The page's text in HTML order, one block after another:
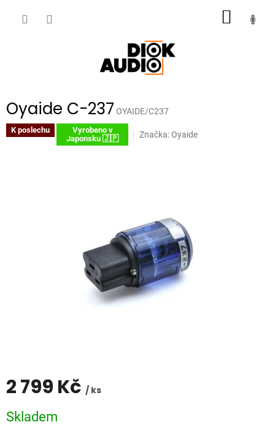
Oyaide C-237 OYAIDE/C237
K poslechu
Vyrobeno v
Japonsku 🇯🇵
Značka: Oyaide
2 799 Kč / ks
cena:
Skladem